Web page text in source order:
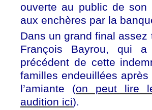
ouverte au public de son
aux enchères par la
Dans un grand final assez
François Bayrou, qui
précédent de cette
familles endeuillées
l’amiante (on peut lire
audition ici).